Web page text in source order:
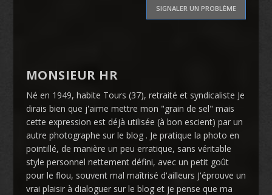
SIGNALER UN PROBLÈME
MONSIEUR HR
Né en 1949, habite Tours (37), retraité et syndicaliste Je
dirais bien que j'aime mettre mon "grain de sel" mais
cette expression est déjà utilisée (à bon escient) par un
autre photographe sur le blog . Je pratique la photo en
pointillé, de manière un peu erratique, sans véritable
style personnel nettement défini, avec un petit goût
pour le flou, souvent mal maîtrisé d'ailleurs J'éprouve un
vrai plaisir à dialoguer sur le blog et je pense que ma